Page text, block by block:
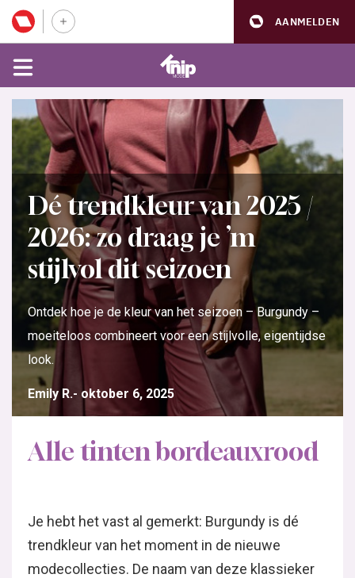
AANMELDEN
Dé trendkleur van 2025 /
2026: zo draag je ’m
stijlvol dit seizoen
Ontdek hoe je de kleur van het seizoen – Burgundy –
moeiteloos combineert voor een stijlvolle, eigentijdse
look.
Emily R. oktober 6, 2025
Alle tinten bordeauxrood
Je hebt het vast al gemerkt: Burgundy is dé
trendkleur van het moment in de nieuwe
modecollecties. De naam van deze klassieker